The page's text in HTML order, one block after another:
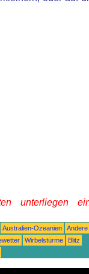
unterliegen
Australien-Ozeanien
Andere
Wirbelstürme
Blitz